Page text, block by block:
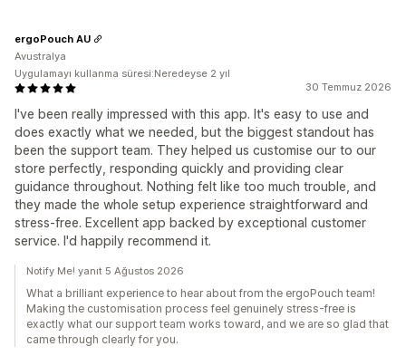
30 Temmuz 2026
I've been really impressed with this app. It's easy to use and
does exactly what we needed, but the biggest standout has
been the support team. They helped us customise our to our
store perfectly, responding quickly and providing clear
guidance throughout. Nothing felt like too much trouble, and
they made the whole setup experience straightforward and
stress-free. Excellent app backed by exceptional customer
service. I'd happily recommend it.
ergoPouch AU
Avustralya
Uygulamayı kullanma süresi:Neredeyse 2 yıl
Notify Me! yanıt 5 Ağustos 2026
What a brilliant experience to hear about from the ergoPouch team!
Making the customisation process feel genuinely stress-free is
exactly what our support team works toward, and we are so glad that
came through clearly for you.